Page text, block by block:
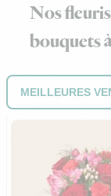
Nos
bouquets